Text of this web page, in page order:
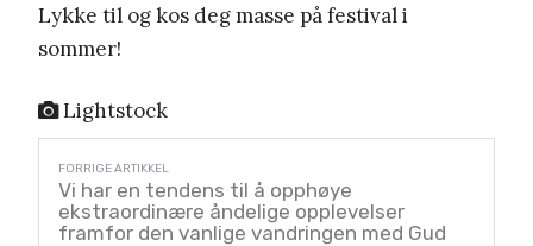
Lykke til og kos deg masse på festival i
sommer!
Lightstock
Vi har en tendens til å opphøye
ekstraordinære åndelige opplevelser
framfor den vanlige vandringen med Gud